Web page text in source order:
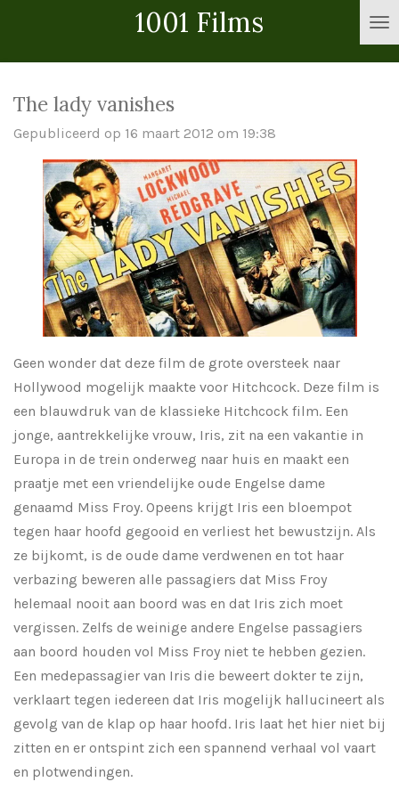
hoofdinhoud
1001 Films
The lady vanishes
Gepubliceerd op 16 maart 2012 om 19:38
Geen wonder dat deze film de grote oversteek naar
Hollywood mogelijk maakte voor Hitchcock. Deze film is
een blauwdruk van de klassieke Hitchcock film. Een
jonge, aantrekkelijke vrouw, Iris, zit na een vakantie in
Europa in de trein onderweg naar huis en maakt een
praatje met een vriendelijke oude Engelse dame
genaamd Miss Froy. Opeens krijgt Iris een bloempot
tegen haar hoofd gegooid en verliest het bewustzijn. Als
ze bijkomt, is de oude dame verdwenen en tot haar
verbazing beweren alle passagiers dat Miss Froy
helemaal nooit aan boord was en dat Iris zich moet
vergissen. Zelfs de weinige andere Engelse passagiers
aan boord houden vol Miss Froy niet te hebben gezien.
Een medepassagier van Iris die beweert dokter te zijn,
verklaart tegen iedereen dat Iris mogelijk hallucineert als
gevolg van de klap op haar hoofd. Iris laat het hier niet bij
zitten en er ontspint zich een spannend verhaal vol vaart
en plotwendingen.